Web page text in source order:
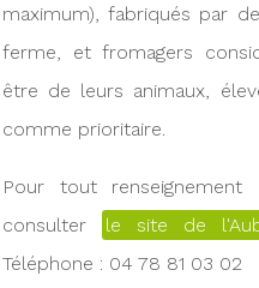
maximum), fabriqués par
ferme, et fromagers
être de leurs animaux,
comme prioritaire.
Pour tout renseignement
consulter
le site de
Téléphone : 04 78 81 03 02